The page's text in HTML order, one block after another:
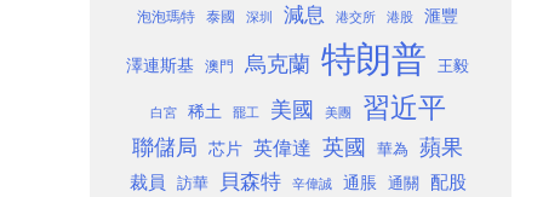
泡泡瑪特 泰國 深圳 減息 港交所 港股 滙豐
澤連斯基 澳門 烏克蘭 特朗普 王毅
白宮 稀土 罷工 美國 美團 習近平
聯儲局 芯片 英偉達 英國 華為 蘋果
裁員 訪華 貝森特 辛偉誠 通脹 通關 配股